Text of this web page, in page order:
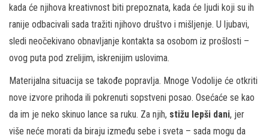
kada će njihova kreativnost biti prepoznata, kada će ljudi koji su ih
ranije odbacivali sada tražiti njihovo društvo i mišljenje. U ljubavi,
sledi neočekivano obnavljanje kontakta sa osobom iz prošlosti –
ovog puta pod zrelijim, iskrenijim uslovima.
Materijalna situacija se takođe popravlja. Mnoge Vodolije će otkriti
nove izvore prihoda ili pokrenuti sopstveni posao. Osećaće se kao
da im je neko skinuo lance sa ruku. Za njih, stižu lepši dani, jer
više neće morati da biraju između sebe i sveta – sada mogu da